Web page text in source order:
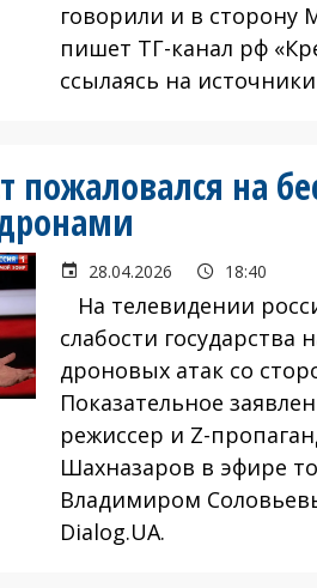
говорили и в сторону
пишет ТГ-канал рф
ссылаясь на
пожаловался на
28.04.2026 18:40
На телевидении
слабости государства
дроновых атак со
Показательное
режиссер и Z-
Шахназаров в эфире
Владимиром
Dialog.UA.